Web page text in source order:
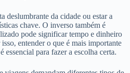
deslumbrante da cidade ou estar a
chave. O inverso também é
pode significar tempo e dinheiro
entender o que é mais importante
essencial para fazer a escolha certa.